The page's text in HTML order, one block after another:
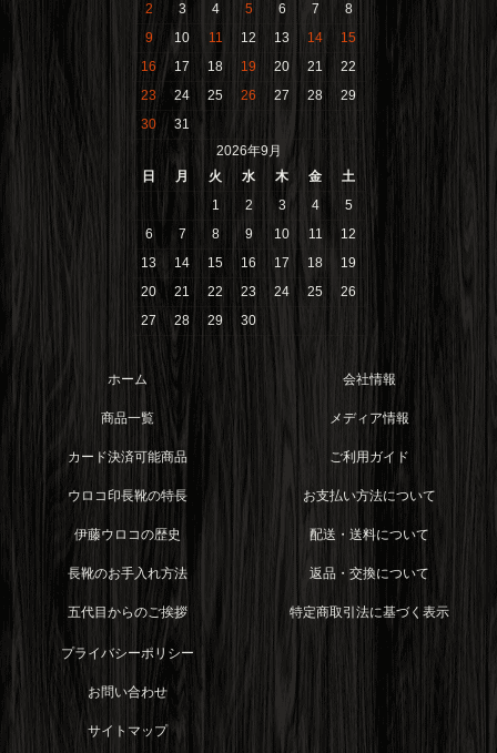
ホーム
商品一覧
カード決済可能商品
ウロコ印長靴の特長
伊藤ウロコの歴史
長靴のお手入れ方法
五代目からのご挨拶
会社情報
メディア情報
ご利用ガイド
お支払い方法について
配送・送料について
返品・交換について
特定商取引法に基づく表示
プライバシーポリシー
お問い合わせ
サイトマップ
2
3 4 5 6 7
8
9
10 11 12 13 14
15
16
17 18 19 20 21
22
23
24 25 26 27 28
29
30
31
2026年9月
日
月 火 水 木 金
土
1
2 3 4
5
6
7 8 9 10 11
12
13
14 15 16 17 18
19
20
21 22 23 24 25
26
27
28 29 30